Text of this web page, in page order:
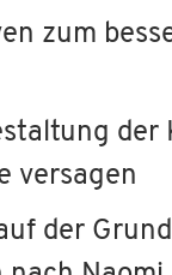
zum
der
versagen
der